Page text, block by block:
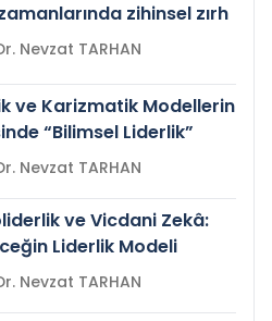
zihinsel zırh
Prof.Dr. Nevzat TARHAN
ve Karizmatik Modellerin
“Bilimsel Liderlik”
Prof.Dr. Nevzat TARHAN
ve Vicdani Zekâ:
Liderlik Modeli
Prof.Dr. Nevzat TARHAN